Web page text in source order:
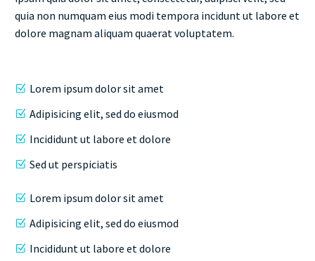
quia non numquam eius modi tempora incidunt ut labore et
dolore magnam aliquam quaerat voluptatem.
Lorem ipsum dolor sit amet
Adipisicing elit, sed do eiusmod
Incididunt ut labore et dolore
Sed ut perspiciatis
Lorem ipsum dolor sit amet
Adipisicing elit, sed do eiusmod
Incididunt ut labore et dolore